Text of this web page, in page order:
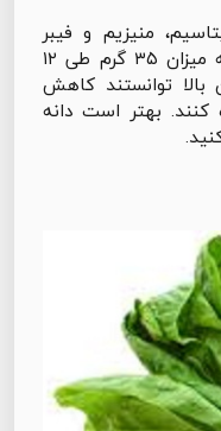
منیزیم و فیبر
هستند. در اثر مصرف روزانه آنها به میزان ۳۵ گرم طی ۱۲
خون بالا توانستند کاهش
بهتر است دانه